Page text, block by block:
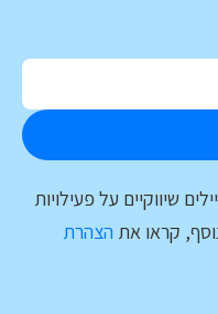
שיווקיים על פעילויות
קראו את הצהרת